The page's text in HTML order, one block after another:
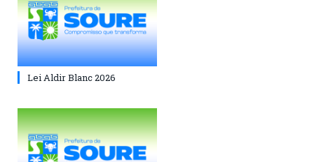
Lei Aldir Blanc 2026